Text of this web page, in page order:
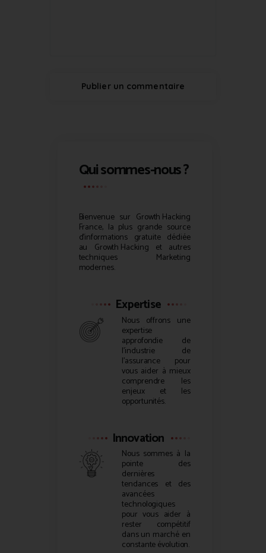
Qui sommes-nous ?
Bienvenue sur Growth Hacking
France, la plus grande source
d’informations gratuite dédiée
au Growth Hacking et autres
techniques Marketing
modernes.
Expertise
Nous offrons une
expertise
approfondie de
l’industrie de
l’assurance pour
vous aider à mieux
comprendre les
enjeux et les
opportunités.
Innovation
Nous sommes à la
pointe des
dernières
tendances et des
avancées
technologiques
pour vous aider à
rester compétitif
dans un marché en
constante évolution.